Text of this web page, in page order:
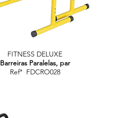
FITNESS DELUXE
Barreiras Paralelas, par
Refª FDCRO028